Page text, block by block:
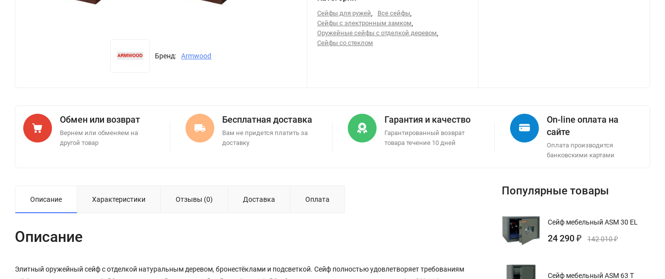
Бренд: Armwood
Сейфы для ружей, Все сейфы,
Сейфы с электронным замком,
Оружейные сейфы с отделкой деревом,
Сейфы со стеклом
Обмен или возврат
Вернем или обменяем на
другой товар
Бесплатная доставка
Вам не придется платить за
доставку
Гарантия и качество
Гарантированный возврат
товара течение 10 дней
On-line оплата на
сайте
Оплата производится
банковскими картами
Описание Характеристики Отзывы (0) Доставка Оплата
Описание
Элитный оружейный сейф с отделкой натуральным деревом, бронестёклами и подсветкой. Сейф полностью удовлетворяет требованиям
Популярные товары
Сейф мебельный ASM 30 EL
24 290 ₽ 142 010₽
Сейф мебельный ASM 63 T